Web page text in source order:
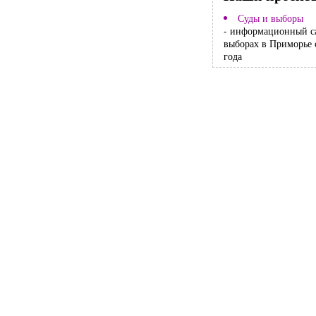
Суды и выборы
- информационный
выборах в Приморье
года